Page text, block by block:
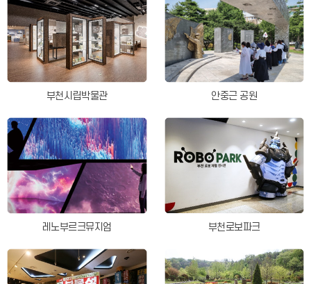
부천시립박물관 안중근 공원
레노부르크뮤지엄 부천로보파크